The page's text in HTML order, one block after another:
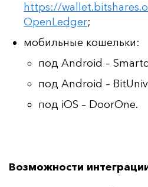
https://
OpenLedger;
мобильные кошельки:
под Android –
под Android –
под iOS – DoorOne.
Возможности